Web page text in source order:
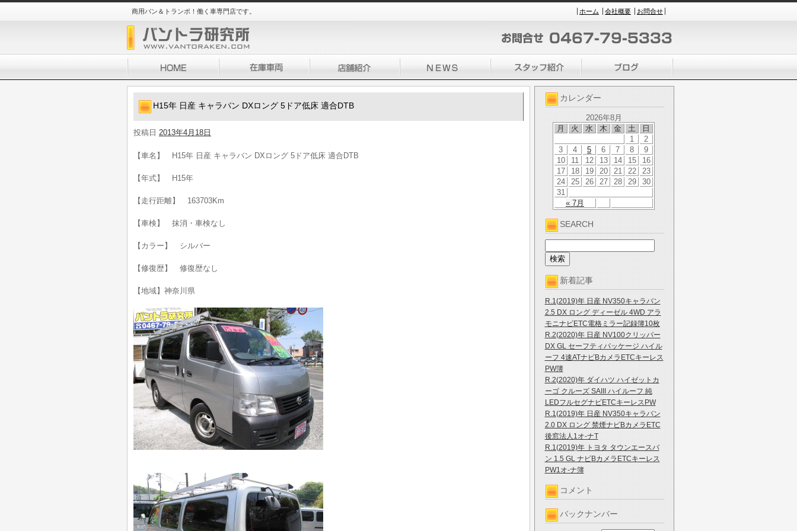
商用バン＆トランポ！働く車専門店です。 ホーム 会社概要 お問合せ
カレンダー
2026年8月
月
火 水 木 金 土 日
« 7月
1
2
3
4 5 6 7 8
9
10
11 12 13 14 15
16
17
18 19 20 21 22
23
24
25 26 27 28 29
30
31
SEARCH
新着記事
R.1(2019)年 日産 NV350キャラバン
2.5 DX ロング ディーゼル 4WD アラ
モニナビETC電格ミラー記録簿10枚
R.2(2020)年 日産 NV100クリッパー
DX GL セーフティパッケージ ハイル
ーフ 4速ATナビBカメラETCキーレス
PW簿
R.2(2020)年 ダイハツ ハイゼットカ
ーゴ クルーズ SAIII ハイルーフ 純
LEDフルセグナビETCキーレスPW
R.1(2019)年 日産 NV350キャラバン
2.0 DX ロング 禁煙ナビBカメラETC
後窓法人1オ-ナT
R.1(2019)年 トヨタ タウンエースバ
ン 1.5 GL ナビBカメラETCキーレス
PW1オ-ナ簿
コメント
バックナンバー
H15年 日産 キャラバン DXロング 5ドア低床 適合DTB
投稿日 2013年4月18日
【車名】 H15年 日産 キャラバン DXロング 5ドア低床 適合DTB
【年式】 H15年
【走行距離】 163703Km
【車検】 抹消・車検なし
【カラー】 シルバー
【修復歴】 修復歴なし
【地域】神奈川県